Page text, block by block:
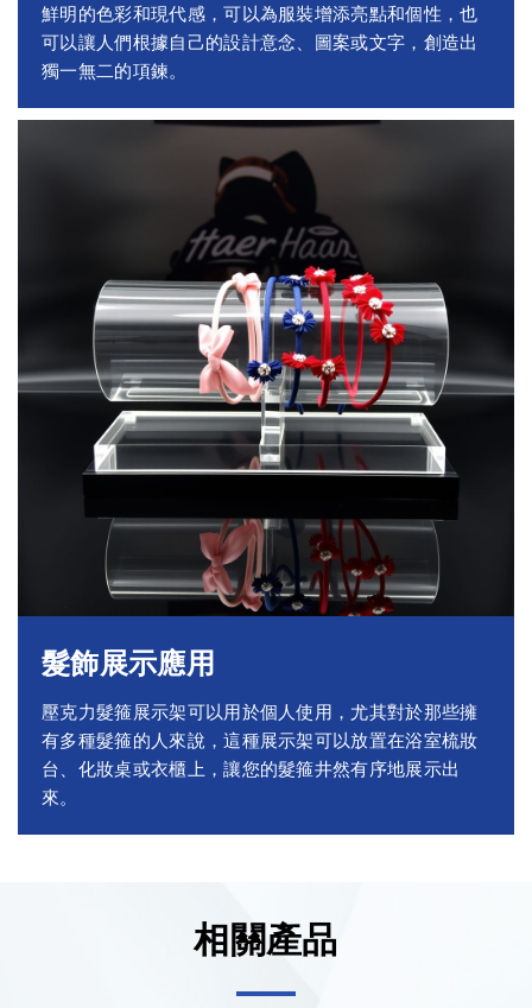
鮮明的色彩和現代感，可以為服裝增添亮點和個性，也
可以讓人們根據自己的設計意念、圖案或文字，創造出
獨一無二的項鍊。
髮飾展示應用
壓克力髮箍展示架可以用於個人使用，尤其對於那些擁
有多種髮箍的人來說，這種展示架可以放置在浴室梳妝
台、化妝桌或衣櫃上，讓您的髮箍井然有序地展示出
來。
相關產品